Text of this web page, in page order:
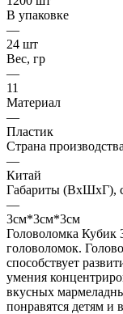
В упаковке
—
24 шт
Вес, гр
—
11
Материал
—
Пластик
Страна производства
—
Китай
Габариты (ВхШхГ),
—
3см*3см*3см
Головоломка Кубик
головоломок.
способствует
умения
вкусных
понравятся детям и